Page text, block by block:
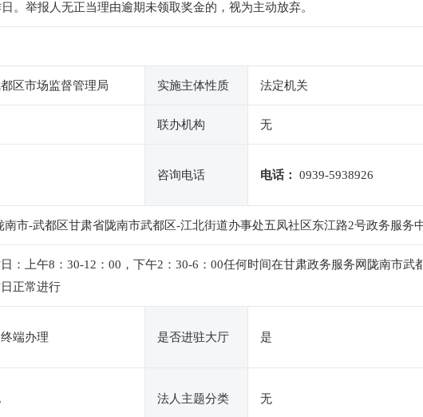
。举报人无正当理由逾期未领取奖金的，视为主动放弃。
区市场监督管理局 实施主体性质 法定机关
联办机构 无
咨询电话 电话： 0939-5938926
南市-武都区甘肃省陇南市武都区-江北街道办事处五凤社区东江路2号政务服务
：上午8：30-12：00，下午2：30-6：00任何时间在甘肃政务服务网陇南市
正常进行
端办理 是否进驻大厅 是
法人主题分类 无